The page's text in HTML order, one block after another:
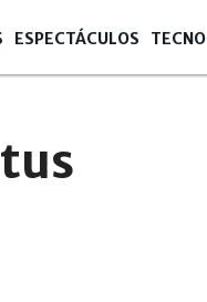
ESPECTÁCULOS TECNO